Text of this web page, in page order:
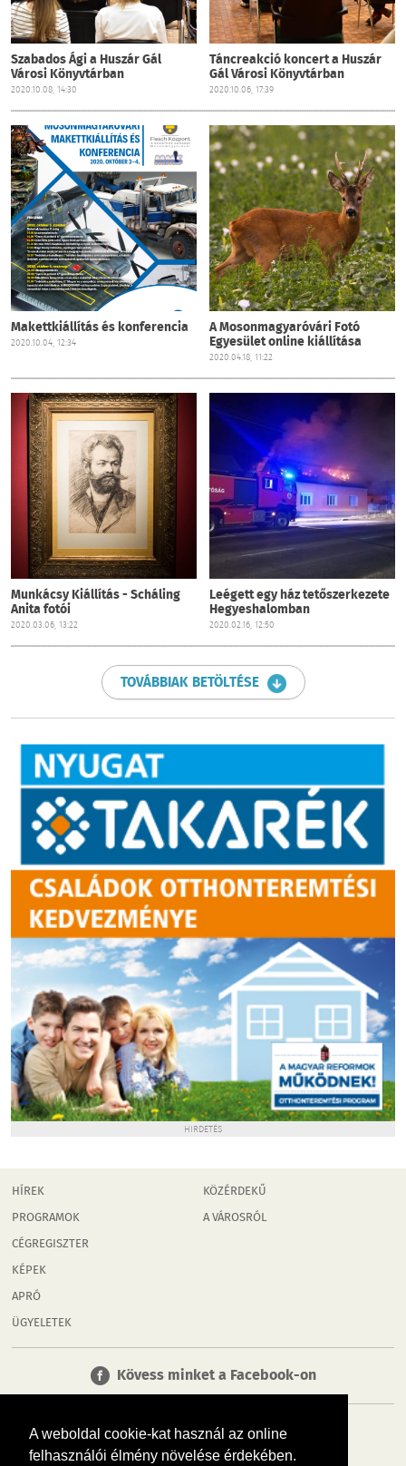
A weboldal cookie-kat használ az online
felhasználói élmény növelése érdekében.
Szabados Ági a Huszár Gál
Városi Könyvtárban
2020.10.08, 14:30
Táncreakció koncert a Huszár
Gál Városi Könyvtárban
2020.10.06, 17:39
Makettkiállítás és konferencia
2020.10.04, 12:34
A Mosonmagyaróvári Fotó
Egyesület online kiállítása
2020.04.18, 11:22
Munkácsy Kiállítás - Scháling
Anita fotói
2020.03.06, 13:22
Leégett egy ház tetőszerkezete
Hegyeshalomban
2020.02.16, 12:50
TOVÁBBIAK BETÖLTÉSE
HIRDETÉS
HÍREK
PROGRAMOK
CÉGREGISZTER
KÉPEK
APRÓ
ÜGYELETEK
KÖZÉRDEKŰ
A VÁROSRÓL
Kövess minket a Facebook-on